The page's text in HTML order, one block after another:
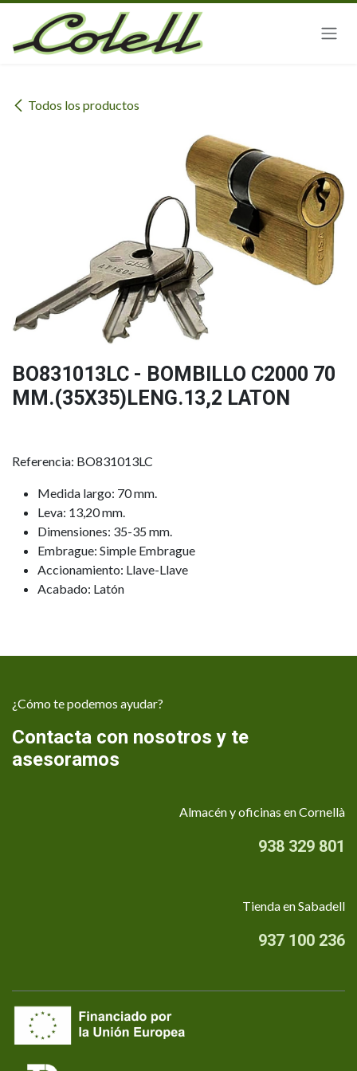
Ir al contenido
Todos los productos
BO831013LC - BOMBILLO C2000 70
MM.(35X35)LENG.13,2 LATON
Referencia: BO831013LC
Medida largo: 70 mm.
Leva: 13,20 mm.
Dimensiones: 35-35 mm.
Embrague: Simple Embrague
Accionamiento: Llave-Llave
Acabado: Latón
¿Cómo te podemos ayudar?
Contacta con nosotros y te
asesoramos
Almacén y oficinas en Cornellà
938 329 801
Tienda en Sabadell
937 100 236